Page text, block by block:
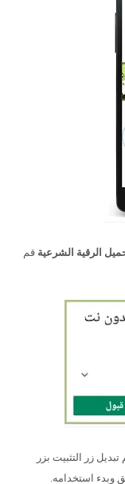
الرقية الشرعية قم
تبديل زر التثبيت بزر
وبدء استخدامه.